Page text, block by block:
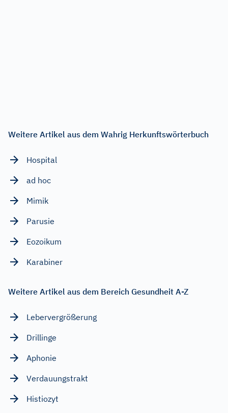
Weitere Artikel aus dem Wahrig Herkunftswörterbuch
Hospital
ad hoc
Mimik
Parusie
Eozoikum
Karabiner
Weitere Artikel aus dem Bereich Gesundheit A-Z
Lebervergrößerung
Drillinge
Aphonie
Verdauungstrakt
Histiozyt